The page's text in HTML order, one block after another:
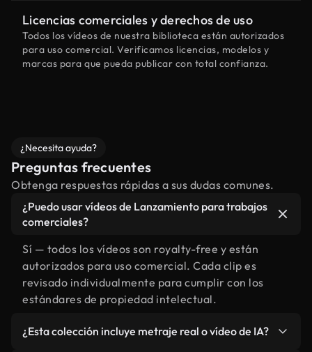
Licencias comerciales y derechos de uso
Todos los vídeos de nuestra biblioteca están autorizados
para uso comercial. Verificamos licencias, modelos y
marcas para que pueda publicar con total confianza.
¿Necesita ayuda?
Preguntas frecuentes
Obtenga respuestas rápidas a sus dudas comunes.
¿Puedo usar vídeos de Lanzamiento para trabajos
comerciales?
Sí — todos los vídeos son royalty-free y están
autorizados para uso comercial. Cada clip es
revisado individualmente para cumplir con los
estándares de propiedad intelectual.
¿Esta colección incluye metraje real o vídeo de IA?